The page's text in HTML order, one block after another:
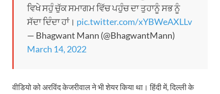
ਵਿਖੇ ਸਹੁੰ ਚੁੱਕ ਸਮਾਗਮ ਵਿੱਚ ਪਹੁੰਚ ਦਾ ਤੁਹਾਨੂੰ ਸਭ ਨੂੰ
ਸੱਦਾ ਦਿੰਦਾ ਹਾਂ। pic.twitter.com/xYBWeAXLLv
— Bhagwant Mann (@BhagwantMann)
March 14, 2022
वीडियो को अरविंद केजरीवाल ने भी शेयर किया था। हिंदी में, दिल्ली के